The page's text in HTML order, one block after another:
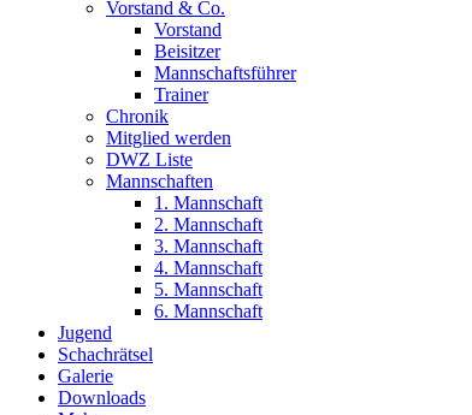
Vorstand & Co.
Vorstand
Beisitzer
Mannschaftsführer
Trainer
Chronik
Mitglied werden
DWZ Liste
Mannschaften
1. Mannschaft
2. Mannschaft
3. Mannschaft
4. Mannschaft
5. Mannschaft
6. Mannschaft
Jugend
Schachrätsel
Galerie
Downloads